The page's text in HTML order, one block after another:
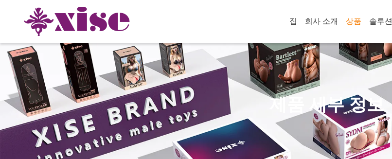
집 회사 소개 상품 솔루션
제품 세부 정보